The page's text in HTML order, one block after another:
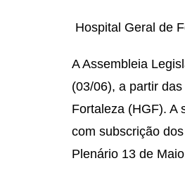
Hospital Geral de
A Assembleia
(03/06), a partir
Fortaleza (HGF). A
com subscrição
Plenário 13 de